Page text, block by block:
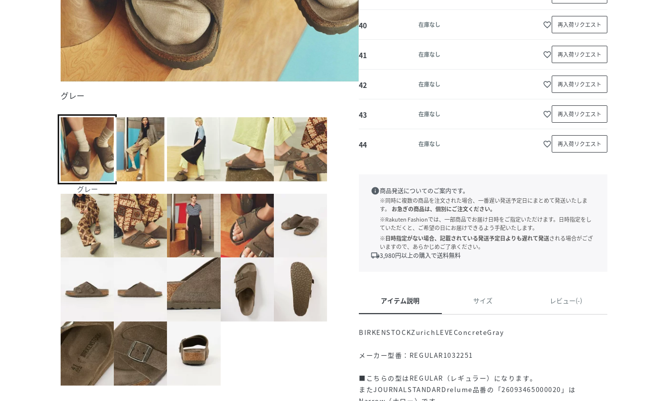
グレー
グレー
40 在庫なし favorite_border 再入荷リクエスト
41 在庫なし favorite_border 再入荷リクエスト
42 在庫なし favorite_border 再入荷リクエスト
43 在庫なし favorite_border 再入荷リクエスト
44 在庫なし favorite_border 再入荷リクエスト
info商品発送についてのご案内です。
※同時に複数の商品を注文された場合、一番遅い発送予定日にまとめて発送いたしま
す。
お急ぎの商品は、個別にご注文ください。
※Rakuten Fashionでは、一部商品でお届け日時をご指定いただけます。日時指定をし
ていただくと、ご希望の日にお届けできるよう手配いたします。
※日時指定がない場合、記載されている発送予定日よりも遅れて発送される場合がござ
いますので、あらかじめご了承ください。
local_shipping3,980円以上の購入で送料無料
アイテム説明 サイズ レビュー(-)
BIRKENSTOCKZurichLEVEConcreteGray
メーカー型番：REGULAR1032251
■こちらの型はREGULAR（レギュラー）になります。
またJOURNALSTANDARDrelume品番の「26093465000020」は